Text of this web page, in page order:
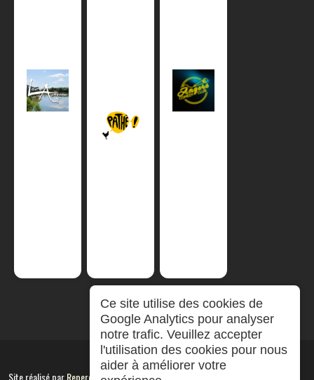
Site réalisé parRepereCom
Ce site utilise des cookies de
Google Analytics pour analyser
notre trafic. Veuillez accepter
l'utilisation des cookies pour nous
aider à améliorer votre